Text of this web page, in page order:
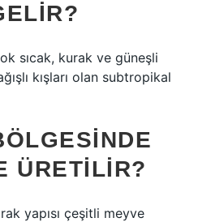
sıcak, kurak ve güneşli
kışları olan subtropikal
ÜRETILIR?
yapısı çeşitli meyve